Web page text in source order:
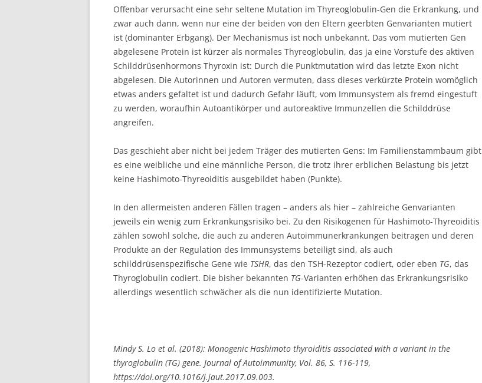
Offenbar verursacht eine sehr seltene Mutation im Thyreoglobulin-Gen die Erkrankung, und
zwar auch dann, wenn nur eine der beiden von den Eltern geerbten Genvarianten mutiert
ist (dominanter Erbgang). Der Mechanismus ist noch unbekannt. Das vom mutierten Gen
abgelesene Protein ist kürzer als normales Thyreoglobulin, das ja eine Vorstufe des aktiven
Schilddrüsenhormons Thyroxin ist: Durch die Punktmutation wird das letzte Exon nicht
abgelesen. Die Autorinnen und Autoren vermuten, dass dieses verkürzte Protein womöglich
etwas anders gefaltet ist und dadurch Gefahr läuft, vom Immunsystem als fremd eingestuft
zu werden, woraufhin Autoantikörper und autoreaktive Immunzellen die Schilddrüse
angreifen.
Das geschieht aber nicht bei jedem Träger des mutierten Gens: Im Familienstammbaum gibt
es eine weibliche und eine männliche Person, die trotz ihrer erblichen Belastung bis jetzt
keine Hashimoto-Thyreoiditis ausgebildet haben (Punkte).
In den allermeisten anderen Fällen tragen – anders als hier – zahlreiche Genvarianten
jeweils ein wenig zum Erkrankungsrisiko bei. Zu den Risikogenen für Hashimoto-Thyreoiditis
zählen sowohl solche, die auch zu anderen Autoimmunerkrankungen beitragen und deren
Produkte an der Regulation des Immunsystems beteiligt sind, als auch
schilddrüsenspezifische Gene wie TSHR, das den TSH-Rezeptor codiert, oder eben TG, das
Thyroglobulin codiert. Die bisher bekannten TG-Varianten erhöhen das Erkrankungsrisiko
allerdings wesentlich schwächer als die nun identifizierte Mutation.
Mindy S. Lo et al. (2018): Monogenic Hashimoto thyroiditis associated with a variant in the
thyroglobulin (TG) gene. Journal of Autoimmunity, Vol. 86, S. 116-119,
https://doi.org/10.1016/j.jaut.2017.09.003.